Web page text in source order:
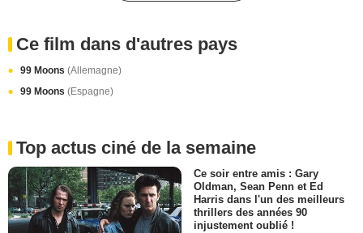
Ce film dans d'autres pays
99 Moons (Allemagne)
99 Moons (Espagne)
Top actus ciné de la semaine
Ce soir entre amis : Gary
Oldman, Sean Penn et Ed
Harris dans l'un des meilleurs
thrillers des années 90
injustement oublié !